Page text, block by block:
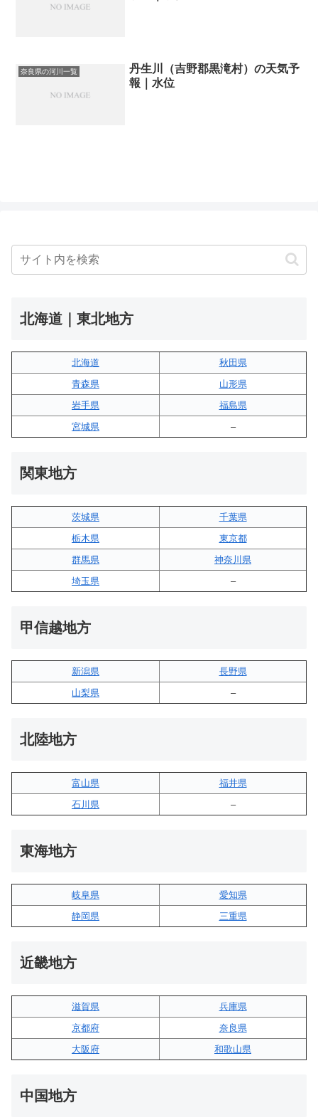
奈良県の河川一覧
丹生川（吉野郡黒滝村）の天気予
報｜水位
北海道｜東北地方
北海道
秋田県
青森県
山形県
岩手県
福島県
宮城県
–
関東地方
茨城県
千葉県
栃木県
東京都
群馬県
神奈川県
埼玉県
–
甲信越地方
新潟県
長野県
山梨県
–
北陸地方
富山県
福井県
石川県
–
東海地方
岐阜県
愛知県
静岡県
三重県
近畿地方
滋賀県
兵庫県
京都府
奈良県
大阪府
和歌山県
中国地方